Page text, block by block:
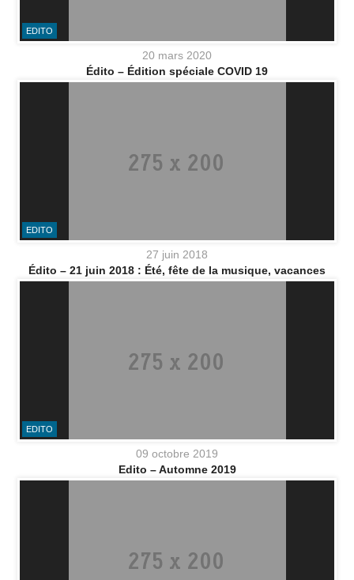
EDITO
20 mars 2020
Édito – Édition spéciale COVID 19
EDITO
27 juin 2018
Édito – 21 juin 2018 : Été, fête de la musique, vacances
EDITO
09 octobre 2019
Edito – Automne 2019